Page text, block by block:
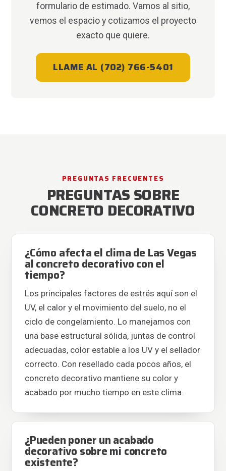
formulario de estimado. Vamos al sitio,
vemos el espacio y cotizamos el proyecto
exacto que quiere.
LLAME AL (702) 766-5401
PREGUNTAS FRECUENTES
PREGUNTAS SOBRE
CONCRETO DECORATIVO
¿Cómo afecta el clima de Las Vegas
al concreto decorativo con el
tiempo?
Los principales factores de estrés aquí son el
UV, el calor y el movimiento del suelo, no el
ciclo de congelamiento. Lo manejamos con
una base estructural sólida, juntas de control
adecuadas, color estable a los UV y el sellador
correcto. Con resellado cada pocos años, el
concreto decorativo mantiene su color y
acabado por mucho tiempo en este clima.
¿Pueden poner un acabado
decorativo sobre mi concreto
existente?